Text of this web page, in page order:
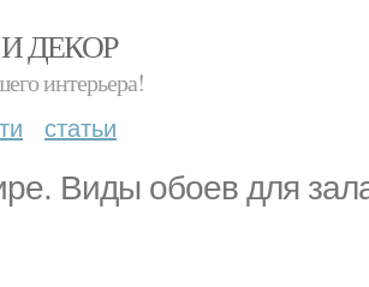
ДЕКОР
интерьера!
статьи
Виды обоев для